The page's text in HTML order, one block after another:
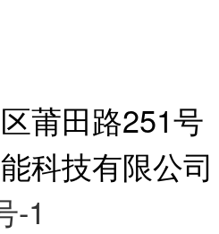
莆田路251号
科技有限公
-1